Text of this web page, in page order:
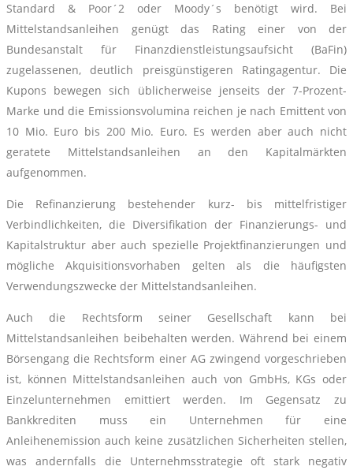
Standard & Poor´2 oder Moody´s benötigt wird. Bei
Mittelstandsanleihen genügt das Rating einer von der
Bundesanstalt für Finanzdienstleistungsaufsicht (BaFin)
zugelassenen, deutlich preisgünstigeren Ratingagentur. Die
Kupons bewegen sich üblicherweise jenseits der 7-Prozent-
Marke und die Emissionsvolumina reichen je nach Emittent von
10 Mio. Euro bis 200 Mio. Euro. Es werden aber auch nicht
geratete Mittelstandsanleihen an den Kapitalmärkten
aufgenommen.
Die Refinanzierung bestehender kurz- bis mittelfristiger
Verbindlichkeiten, die Diversifikation der Finanzierungs- und
Kapitalstruktur aber auch spezielle Projektfinanzierungen und
mögliche Akquisitionsvorhaben gelten als die häufigsten
Verwendungszwecke der Mittelstandsanleihen.
Auch die Rechtsform seiner Gesellschaft kann bei
Mittelstandsanleihen beibehalten werden. Während bei einem
Börsengang die Rechtsform einer AG zwingend vorgeschrieben
ist, können Mittelstandsanleihen auch von GmbHs, KGs oder
Einzelunternehmen emittiert werden. Im Gegensatz zu
Bankkrediten muss ein Unternehmen für eine
Anleihenemission auch keine zusätzlichen Sicherheiten stellen,
was andernfalls die Unternehmsstrategie oft stark negativ